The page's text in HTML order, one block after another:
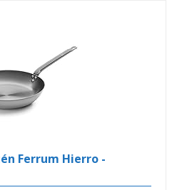
Ferrum Hierro -